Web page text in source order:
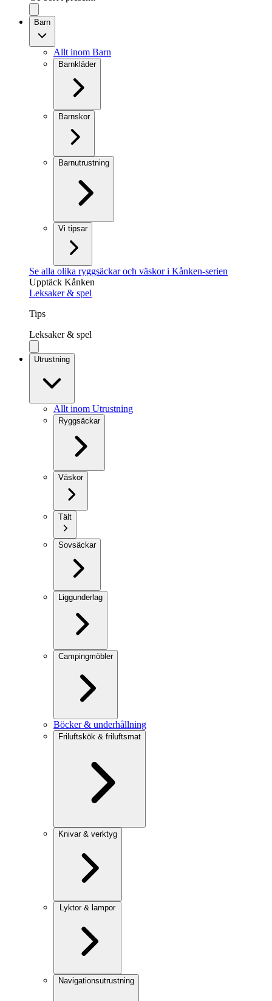
Barn
Allt inom Barn
Barnkläder
Barnskor
Barnutrustning
Vi tipsar
Se alla olika ryggsäckar och väskor i Kånken-serien
Upptäck Kånken
Leksaker & spel
Tips
Leksaker & spel
Utrustning
Allt inom Utrustning
Ryggsäckar
Väskor
Tält
Sovsäckar
Liggunderlag
Campingmöbler
Böcker & underhållning
Friluftskök & friluftsmat
Knivar & verktyg
Lyktor & lampor
Navigationsutrustning